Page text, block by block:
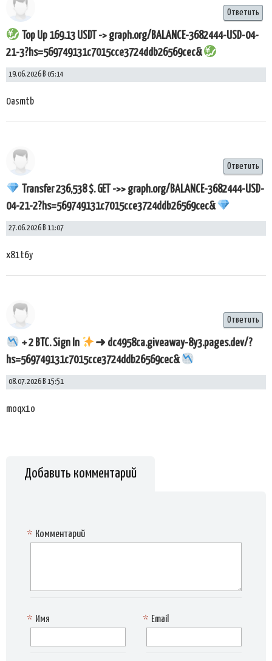
Top Up 169.13 USDT -> graph.org/BALANCE-3682444-USD-04-
21-3?hs=569749131c7015cce3724ddb26569cec&
19.06.2026 В 05:14
0asmtb
Ответить
Transfer 236,538 $. GET ->> graph.org/BALANCE-3682444-USD-
04-21-2?hs=569749131c7015cce3724ddb26569cec&
27.06.2026 В 11:07
x81t6y
Ответить
+ 2 BTC. Sign In
➜ dc4958ca.giveaway-8y3.pages.dev/?
hs=569749131c7015cce3724ddb26569cec&
08.07.2026 В 15:51
moqx1o
Ответить
Добавить комментарий
Комментарий
*
Имя
* Email
*